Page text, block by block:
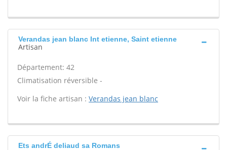
Verandas jean blanc Int etienne, Saint etienne
Artisan
Département: 42
Climatisation réversible -
Voir la fiche artisan : Verandas jean blanc
Ets andrÉ deliaud sa Romans